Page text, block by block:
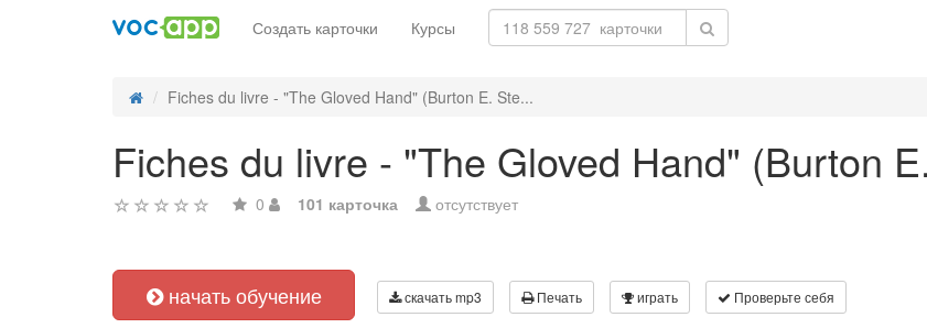
Создать карточки Курсы
Fiches du livre - "The Gloved Hand" (Burton E. Ste...
Fiches du livre - "The Gloved Hand" (Burton
0 101 карточка отсутствует
начать обучение скачать mp3 Печать играть Проверьте себя